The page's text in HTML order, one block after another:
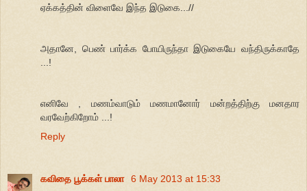
ஏக்கத்தின் விளைவே இந்த இடுகை...//
அதானே, பெண் பார்க்க போயிருந்தா இடுகையே வந்திருக்காதே
...!
எனிவே , மணம்வாடும் மணமானோர் மன்றத்திற்கு மனதார
வரவேற்கிறோம் ...!
Reply
கவிதை பூக்கள் பாலா 6 May 2013 at 15:33